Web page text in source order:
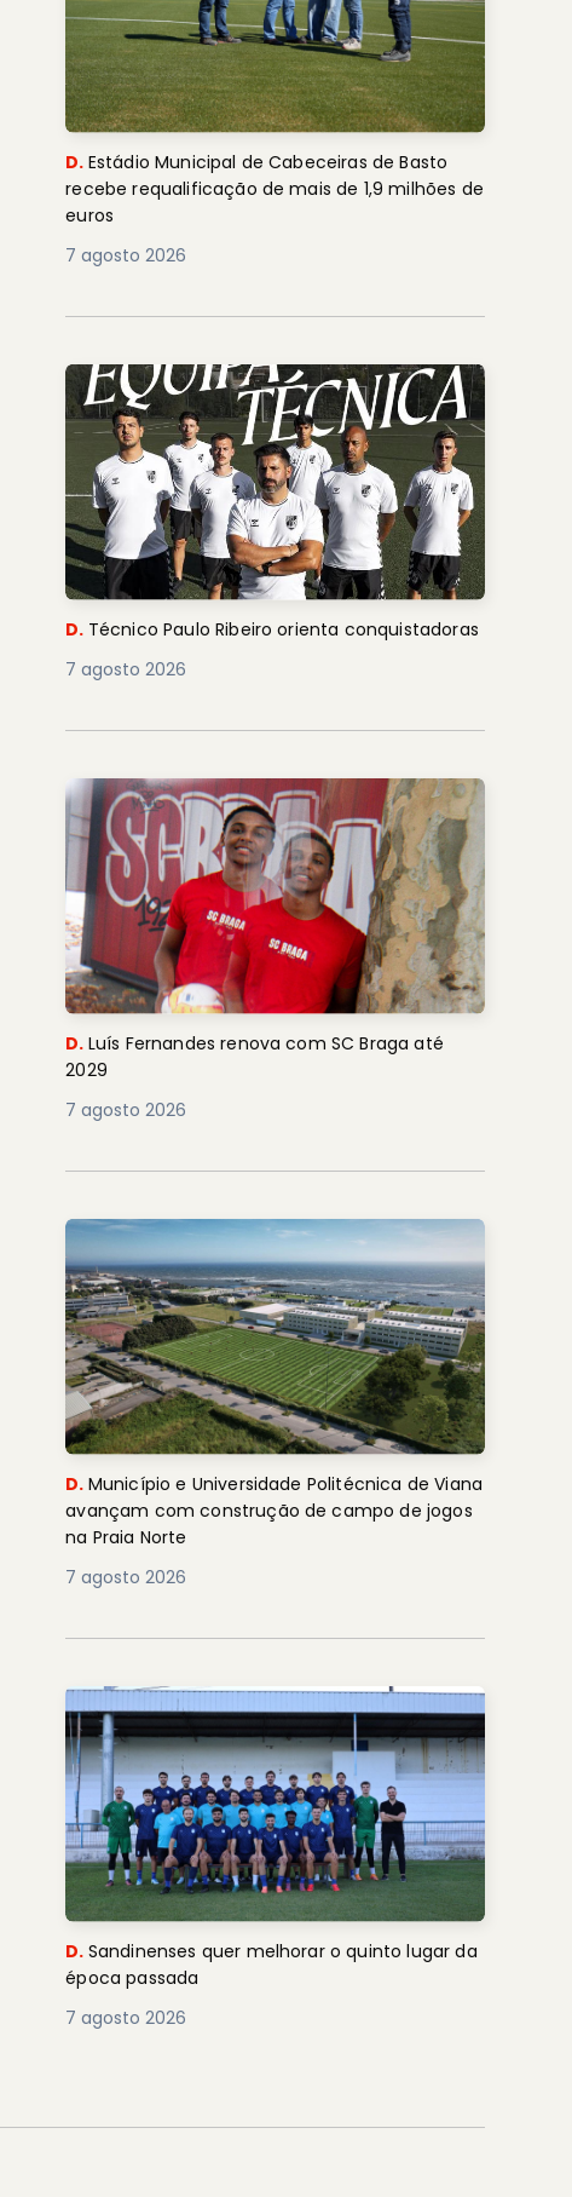
D. Estádio Municipal de Cabeceiras de Basto
recebe requalificação de mais de 1,9 milhões de
euros
7 agosto 2026
D. Técnico Paulo Ribeiro orienta conquistadoras
7 agosto 2026
D. Luís Fernandes renova com SC Braga até
2029
7 agosto 2026
D. Município e Universidade Politécnica de Viana
avançam com construção de campo de jogos
na Praia Norte
7 agosto 2026
D. Sandinenses quer melhorar o quinto lugar da
época passada
7 agosto 2026